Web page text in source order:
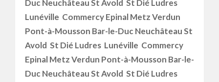
Duc Neuchâteau St Avold St Dié Ludres
Lunéville Commercy Epinal Metz Verdun
Pont-à-Mousson Bar-le-Duc Neuchâteau St
Avold St Dié Ludres Lunéville Commercy
Epinal Metz Verdun Pont-à-Mousson Bar-le-
Duc Neuchâteau St Avold St Dié Ludres